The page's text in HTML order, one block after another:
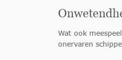
Wat ook
onervaren